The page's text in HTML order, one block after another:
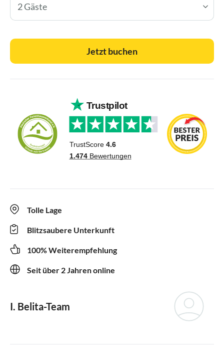
2 Gäste
Jetzt buchen
Tolle Lage
Blitzsaubere Unterkunft
100% Weiterempfehlung
Seit über 2 Jahren online
I. Belita-Team